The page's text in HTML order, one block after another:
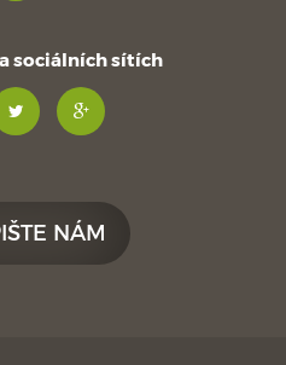
sociálních sítích
NÁM